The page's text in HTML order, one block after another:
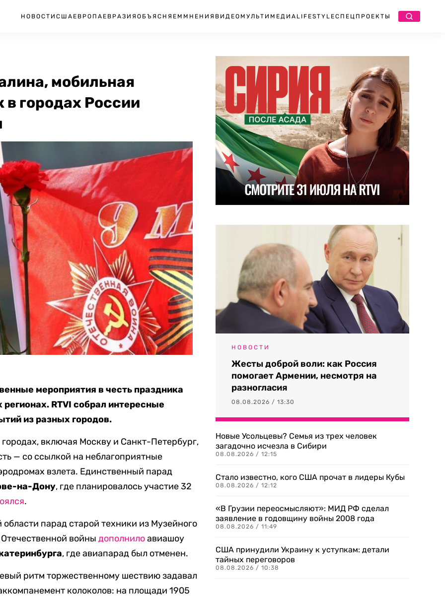
НОВОСТИ США ЕВРОПА ЕВРАЗИЯ ОБЪЯСНЯЕМ МНЕНИЯ ВИДЕО МУЛЬТИМЕДИА LIFESTYLEСПЕЦПРОЕКТЫ
мобильная
городах России
мероприятия в честь праздника
RTVI собрал интересные
из разных городов.
включая Москву и Санкт-Петербург,
— со ссылкой на неблагоприятные
взлета. Единственный парад
на-Дону, где планировалось участие 32
.
области парад старой техники из Музейного
войныдополнилоавиашоу
, где авиапарад был отменен.
ритм торжественному шествию задавал
колоколов: на площади 1905
НОВОСТИ
Жесты доброй воли: как Россия
помогает Армении, несмотря на
разногласия
08.08.2026 / 13:30
Новые Усольцевы? Семья из трех человек
загадочно исчезла в Сибири
08.08.2026 / 12:15
Стало известно, кого США прочат в лидеры Кубы
08.08.2026 / 12:12
«В Грузии переосмысляют»: МИД РФ сделал
заявление в годовщину войны 2008 года
08.08.2026 / 11:49
США принудили Украину к уступкам: детали
тайных переговоров
08.08.2026 / 10:38